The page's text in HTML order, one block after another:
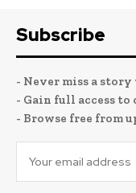
Subscribe
- Never miss a
- Gain full access
- Browse free from